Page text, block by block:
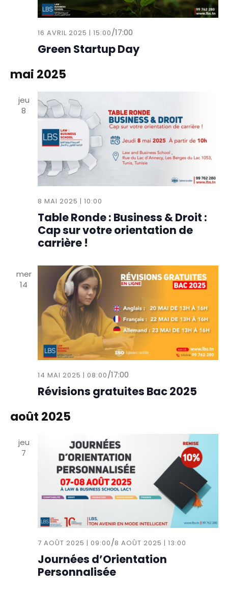
16 AVRIL 2025 | 15:00/17:00
Green Startup Day
mai 2025
jeu
8
8 MAI 2025 | 10:00
Table Ronde : Business & Droit :
Cap sur votre orientation de
carrière !
mer
14
14 MAI 2025 | 08:00/17:00
Révisions gratuites Bac 2025
août 2025
jeu
7
7 AOÛT 2025 | 09:00/8 AOÛT 2025 | 13:00
Journées d’Orientation
Personnalisée